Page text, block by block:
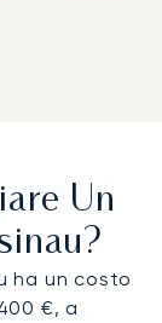
dettaglio
riposato e
come il
del nostro
Un
ha un costo
€, a